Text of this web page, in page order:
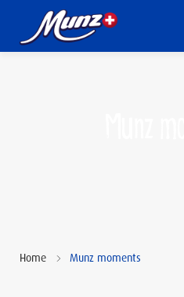
main
Chocolarium
Home Munz moments